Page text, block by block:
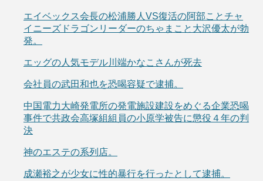
エイベックス会長の松浦勝人VS復活の阿部ことチャ
イニーズドラゴンリーダーのちゃまこと大沢優太が勃
発。
エッグの人気モデル川端かなこさんが死去
会社員の武田和也を恐喝容疑で逮捕。
中国電力大崎発電所の発電施設建設をめぐる企業恐喝
事件で共政会高塚組組員の小原学被告に懲役４年の判
決
神のエステの系列店。
成瀬裕之が少女に性的暴行を行ったとして逮捕。